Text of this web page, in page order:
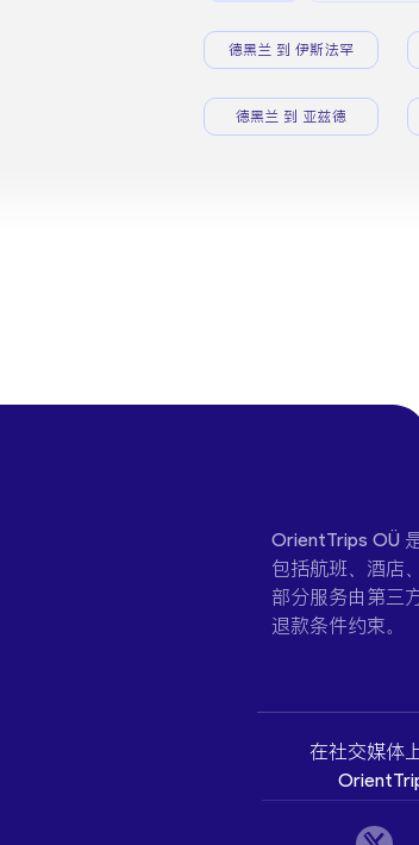
德黑兰 到 伊斯法罕
德黑兰 到 亚兹德
OrientTrips OÜ
包括航班、酒店
部分服务由第三
退款条件约束。
在社交媒体